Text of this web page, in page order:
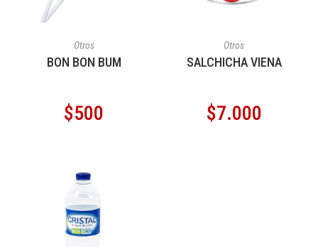
Otros
BON BON BUM
$500
Otros
SALCHICHA VIENA
$7.000